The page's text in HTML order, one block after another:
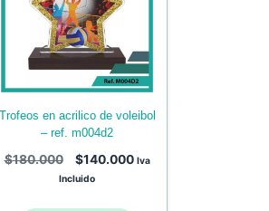
trofeos en acrilico de voleibol
– ref. m004d2
$180.000 $140.000 Iva
Incluido